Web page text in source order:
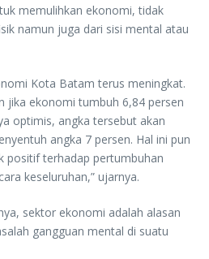
memulihkan ekonomi, tidak
namun juga dari sisi mental atau
Kota Batam terus meningkat.
jika ekonomi tumbuh 6,84 persen
optimis, angka tersebut akan
angka 7 persen. Hal ini pun
positif terhadap pertumbuhan
keseluruhan,” ujarnya.
sektor ekonomi adalah alasan
gangguan mental di suatu